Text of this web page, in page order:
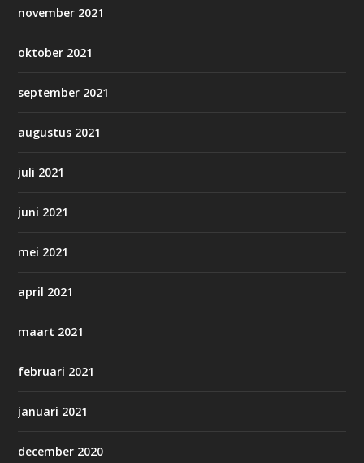
november 2021
oktober 2021
september 2021
augustus 2021
juli 2021
juni 2021
mei 2021
april 2021
maart 2021
februari 2021
januari 2021
december 2020